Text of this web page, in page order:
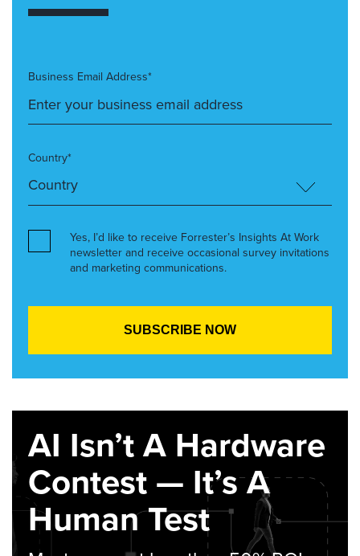
Business Email Address*
Country*
Yes, I’d like to receive Forrester’s Insights At Work
newsletter and receive occasional survey invitations
and marketing communications.
AI Isn’t A Hardware
Contest — It’s A
Human Test